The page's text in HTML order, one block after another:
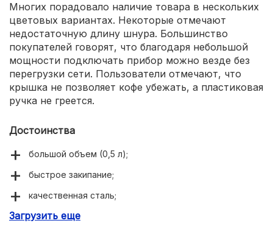
Многих порадовало наличие товара в нескольких
цветовых вариантах. Некоторые отмечают
недостаточную длину шнура. Большинство
покупателей говорят, что благодаря небольшой
мощности подключать прибор можно везде без
перегрузки сети. Пользователи отмечают, что
крышка не позволяет кофе убежать, а пластиковая
ручка не греется.
Достоинства
большой объем (0,5 л);
быстрое закипание;
качественная сталь;
крышка;
Загрузить еще